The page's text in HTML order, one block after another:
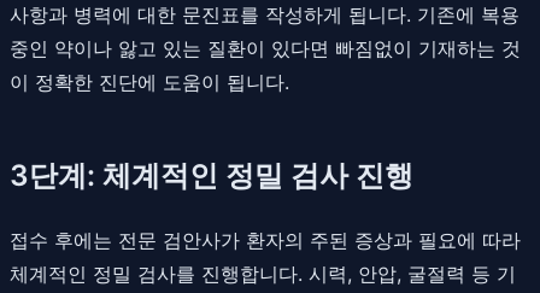
사항과 병력에 대한 문진표를 작성하게 됩니다. 기존에 복용
중인 약이나 앓고 있는 질환이 있다면 빠짐없이 기재하는 것
이 정확한 진단에 도움이 됩니다.
3단계: 체계적인 정밀 검사 진행
접수 후에는 전문 검안사가 환자의 주된 증상과 필요에 따라
체계적인 정밀 검사를 진행합니다. 시력, 안압, 굴절력 등 기